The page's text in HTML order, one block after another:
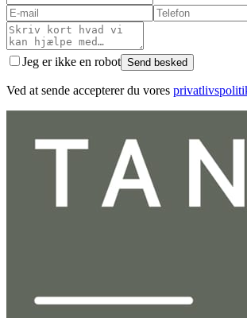
Jeg er ikke en robot Send besked
Ved at sende accepterer du vores